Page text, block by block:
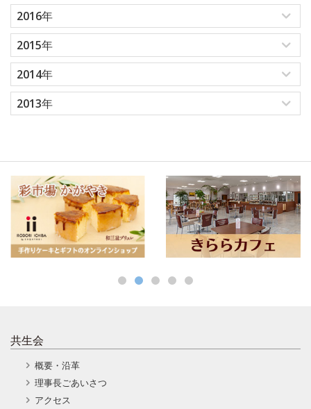
2016年
2015年
2014年
2013年
共生会
概要・沿革
理事長ごあいさつ
アクセス